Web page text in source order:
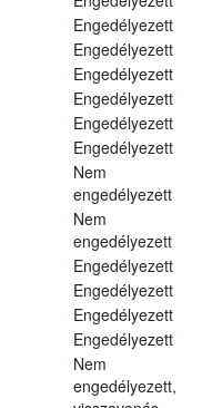
Engedélyezett
Engedélyezett
Engedélyezett
Engedélyezett
Engedélyezett
Engedélyezett
Nem
engedélyezett
Nem
engedélyezett
Engedélyezett
Engedélyezett
Engedélyezett
Engedélyezett
Nem
engedélyezett,